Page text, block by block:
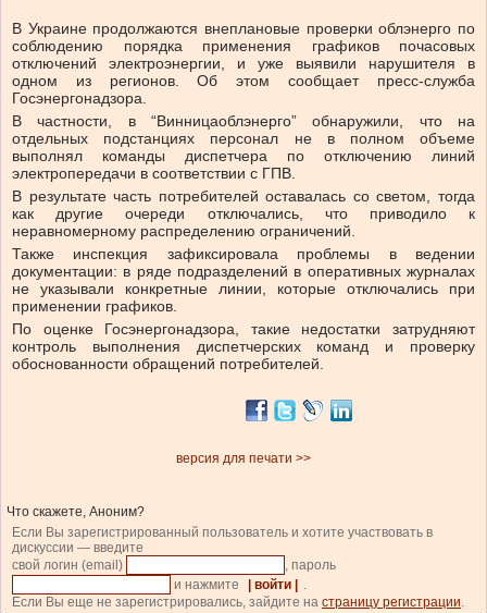
В Украине продолжаются внеплановые проверки облэнерго по
соблюдению порядка применения графиков почасовых
отключений электроэнергии, и уже выявили нарушителя в
одном из регионов. Об этом сообщает пресс-служба
Госэнергонадзора.
В частности, в “Винницаоблэнерго” обнаружили, что на
отдельных подстанциях персонал не в полном объеме
выполнял команды диспетчера по отключению линий
электропередачи в соответствии с ГПВ.
В результате часть потребителей оставалась со светом, тогда
как другие очереди отключались, что приводило к
неравномерному распределению ограничений.
Также инспекция зафиксировала проблемы в ведении
документации: в ряде подразделений в оперативных журналах
не указывали конкретные линии, которые отключались при
применении графиков.
По оценке Госэнергонадзора, такие недостатки затрудняют
контроль выполнения диспетчерских команд и проверку
обоснованности обращений потребителей.
версия для печати >>
Что скажете, Аноним?
Если Вы зарегистрированный пользователь и хотите участвовать в
дискуссии — введите
свой логин (email)
, пароль
и нажмите
| войти |
.
Если Вы еще не зарегистрировались, зайдите на страницу регистрации.